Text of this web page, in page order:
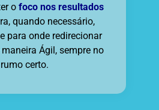
o foco nos resultados
quando necessário,
para onde redirecionar
Ágil, sempre no
rumo certo.